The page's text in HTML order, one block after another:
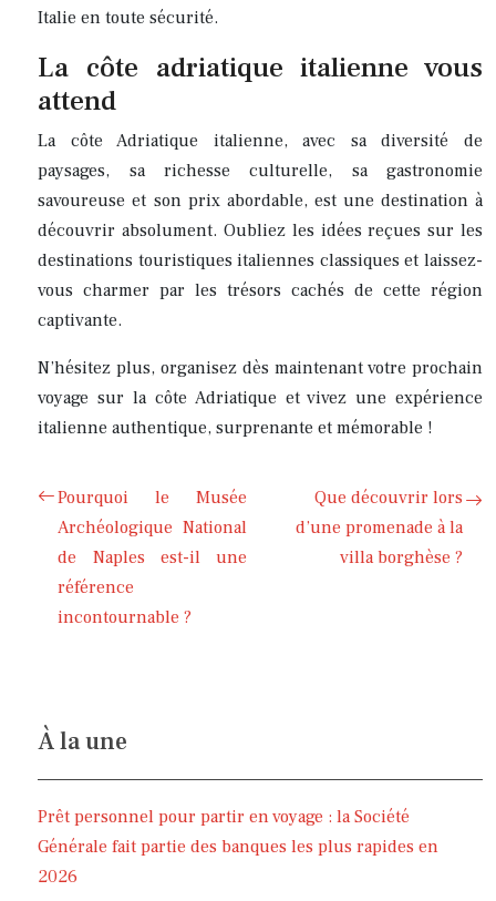
Italie en toute sécurité.
La côte adriatique italienne vous
attend
La côte Adriatique italienne, avec sa diversité de
paysages, sa richesse culturelle, sa gastronomie
savoureuse et son prix abordable, est une destination à
découvrir absolument. Oubliez les idées reçues sur les
destinations touristiques italiennes classiques et laissez-
vous charmer par les trésors cachés de cette région
captivante.
N’hésitez plus, organisez dès maintenant votre prochain
voyage sur la côte Adriatique et vivez une expérience
italienne authentique, surprenante et mémorable !
Pourquoi le Musée
Archéologique National
de Naples est-il une
référence
incontournable ?
Que découvrir lors
d’une promenade à la
villa borghèse ?
À la une
Prêt personnel pour partir en voyage : la Société
Générale fait partie des banques les plus rapides en
2026